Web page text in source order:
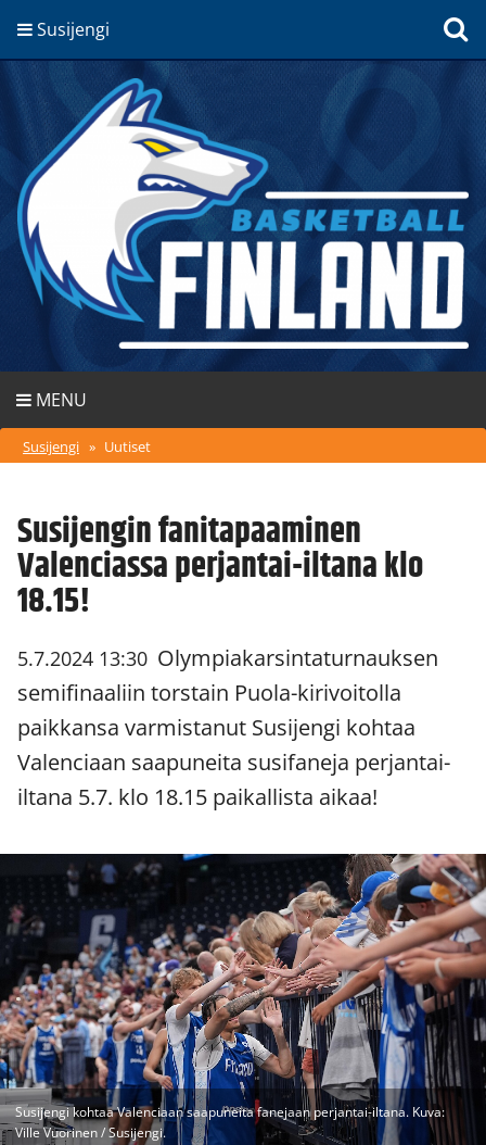
Susijengi
MENU
Susijengi » Uutiset
Susijengin fanitapaaminen
Valenciassa perjantai-iltana klo
18.15!
5.7.2024 13:30 Olympiakarsintaturnauksen
semifinaaliin torstain Puola-kirivoitolla
paikkansa varmistanut Susijengi kohtaa
Valenciaan saapuneita susifaneja perjantai-
iltana 5.7. klo 18.15 paikallista aikaa!
Susijengi kohtaa Valenciaan saapuneita fanejaan perjantai-iltana. Kuva:
Ville Vuorinen / Susijengi.